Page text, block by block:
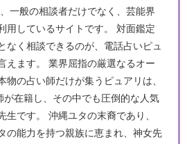
一般の相談者だけでなく、芸能界
用しているサイトです。 対面鑑定
なく相談できるのが、電話占いピュ
えます。 業界屈指の厳選なるオー
物の占い師だけが集うピュアリは、
在籍し、その中でも圧倒的な人気
生です。 沖縄ユタの末裔であり、
の能力を持つ親族に恵まれ、神女先